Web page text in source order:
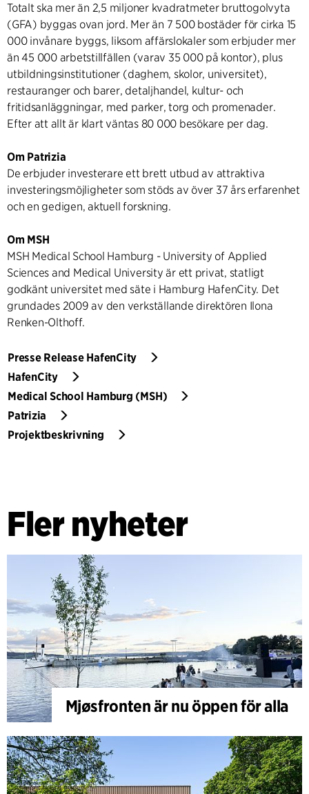
Totalt ska mer än 2,5 miljoner kvadratmeter bruttogolvyta
(GFA) byggas ovan jord. Mer än 7 500 bostäder för cirka 15
000 invånare byggs, liksom affärslokaler som erbjuder mer
än 45 000 arbetstillfällen (varav 35 000 på kontor), plus
utbildningsinstitutioner (daghem, skolor, universitet),
restauranger och barer, detaljhandel, kultur- och
fritidsanläggningar, med parker, torg och promenader.
Efter att allt är klart väntas 80 000 besökare per dag.
Om Patrizia
De erbjuder investerare ett brett utbud av attraktiva
investeringsmöjligheter som stöds av över 37 års erfarenhet
och en gedigen, aktuell forskning.
Om MSH
MSH Medical School Hamburg - University of Applied
Sciences and Medical University är ett privat, statligt
godkänt universitet med säte i Hamburg HafenCity. Det
grundades 2009 av den verkställande direktören Ilona
Renken-Olthoff.
Presse Release HafenCity
HafenCity
Medical School Hamburg (MSH)
Patrizia
Projektbeskrivning
Fler nyheter
Mjøsfronten är nu öppen för alla